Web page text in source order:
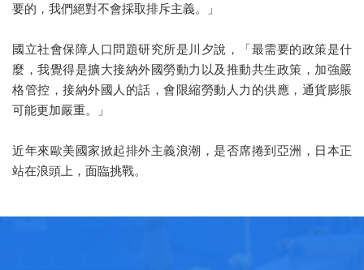
要的，我們絕對不會採取排斥主義。」
國立社會保障人口問題研究所是川夕說，「最需要的政策是什
麼，我覺得是擴大接納外國勞動力以及推動共生政策，加強嚴
格管控，接納外國人的話，會限縮勞動人力的供應，通貨膨脹
可能更加嚴重。」
近年來歐美國家掀起排外主義浪潮，是否席捲到亞洲，日本正
站在浪頭上，面臨挑戰。